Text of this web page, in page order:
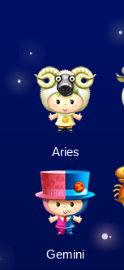
Aries
Gemini